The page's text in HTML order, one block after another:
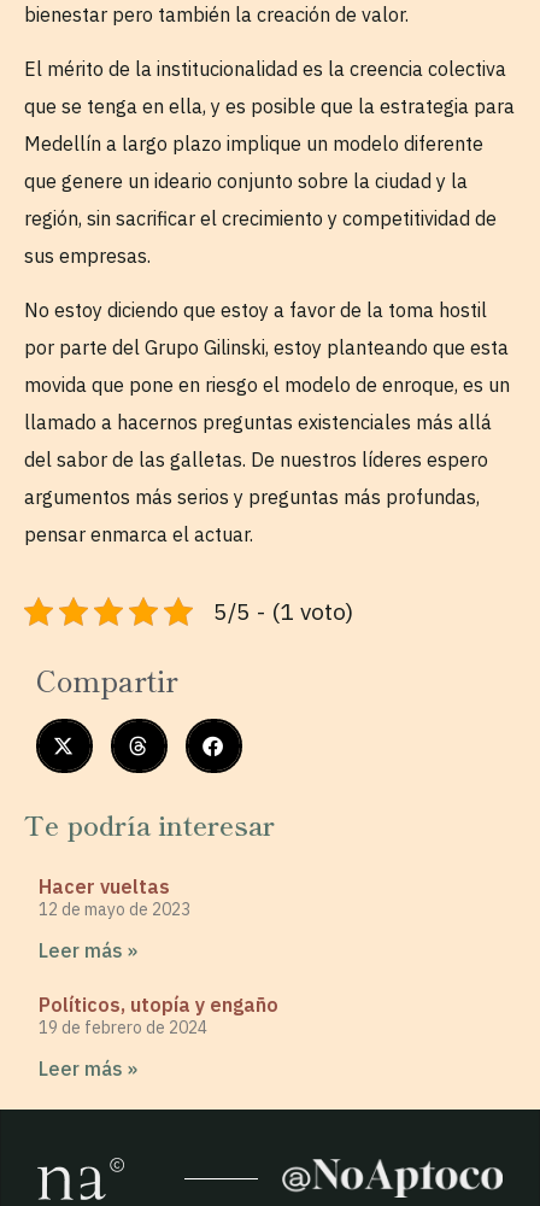
bienestar pero también la creación de valor.
El mérito de la institucionalidad es la creencia colectiva
que se tenga en ella, y es posible que la estrategia para
Medellín a largo plazo implique un modelo diferente
que genere un ideario conjunto sobre la ciudad y la
región, sin sacrificar el crecimiento y competitividad de
sus empresas.
No estoy diciendo que estoy a favor de la toma hostil
por parte del Grupo Gilinski, estoy planteando que esta
movida que pone en riesgo el modelo de enroque, es un
llamado a hacernos preguntas existenciales más allá
del sabor de las galletas. De nuestros líderes espero
argumentos más serios y preguntas más profundas,
pensar enmarca el actuar.
5/5 - (1 voto)
Compartir
Te podría interesar
Hacer vueltas
12 de mayo de 2023
Leer más »
Políticos, utopía y engaño
19 de febrero de 2024
Leer más »